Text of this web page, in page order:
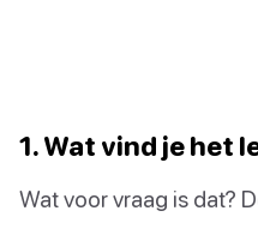
1. Wat vind je het
Wat voor vraag is dat?